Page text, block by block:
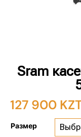
Sram
127 900
Размер